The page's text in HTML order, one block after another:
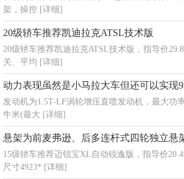
架，操控 [详细]
20级轿车推荐凯迪拉克ATSL技术版
20级轿车推荐凯迪拉克ATSL技术版，指导价
关、平均 [详细]
动力表现虽然是小马拉大车但还可以实现
发动机为1.5T-LF涡轮增压直喷发动机，最大功
牛米(最大 [详细]
悬架为前麦弗逊、后多连杆式四轮独立悬
15级轿车推荐迈锐宝XL自动锐逸版，指导价
尺寸4923* [详细]